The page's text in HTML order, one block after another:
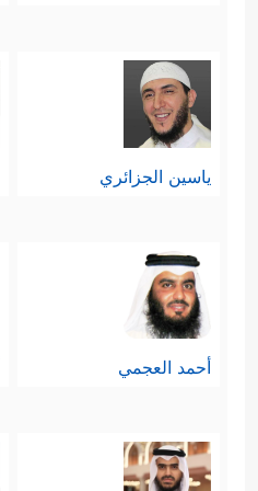
ياسين الجزائري
أحمد العجمي